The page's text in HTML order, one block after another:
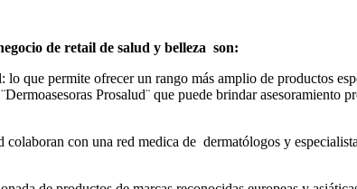
de retail de salud y belleza son:
que permite ofrecer un rango más amplio de productos
Prosalud¨ que puede brindar
con una red medica de dermatólogos y